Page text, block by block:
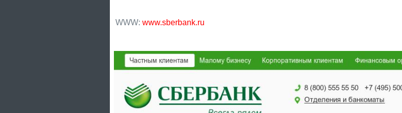
WWW: www.sberbank.ru